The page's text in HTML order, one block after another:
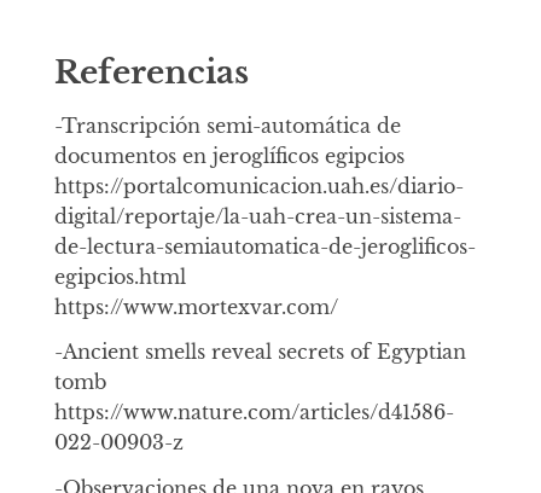
Referencias
-Transcripción semi-automática de
documentos en jeroglíficos egipcios
https://portalcomunicacion.uah.es/diario-
digital/reportaje/la-uah-crea-un-sistema-
de-lectura-semiautomatica-de-jeroglificos-
egipcios.html
https://www.mortexvar.com/
-Ancient smells reveal secrets of Egyptian
tomb
https://www.nature.com/articles/d41586-
022-00903-z